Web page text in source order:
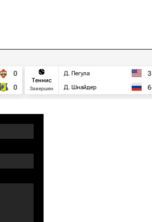
0
0
Теннис
Завершен
Д. Пегула
Д. Шнайдер
3
6